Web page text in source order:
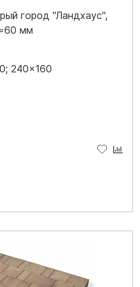
город "Ландхаус",
мм
240x160